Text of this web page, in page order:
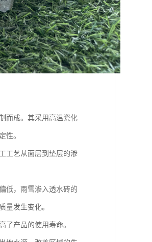
而成。其采用高温瓷化
性。
工艺从面层到垫层的渗
低，雨雪渗入透水砖的
量发生变化。
了产品的使用寿命。